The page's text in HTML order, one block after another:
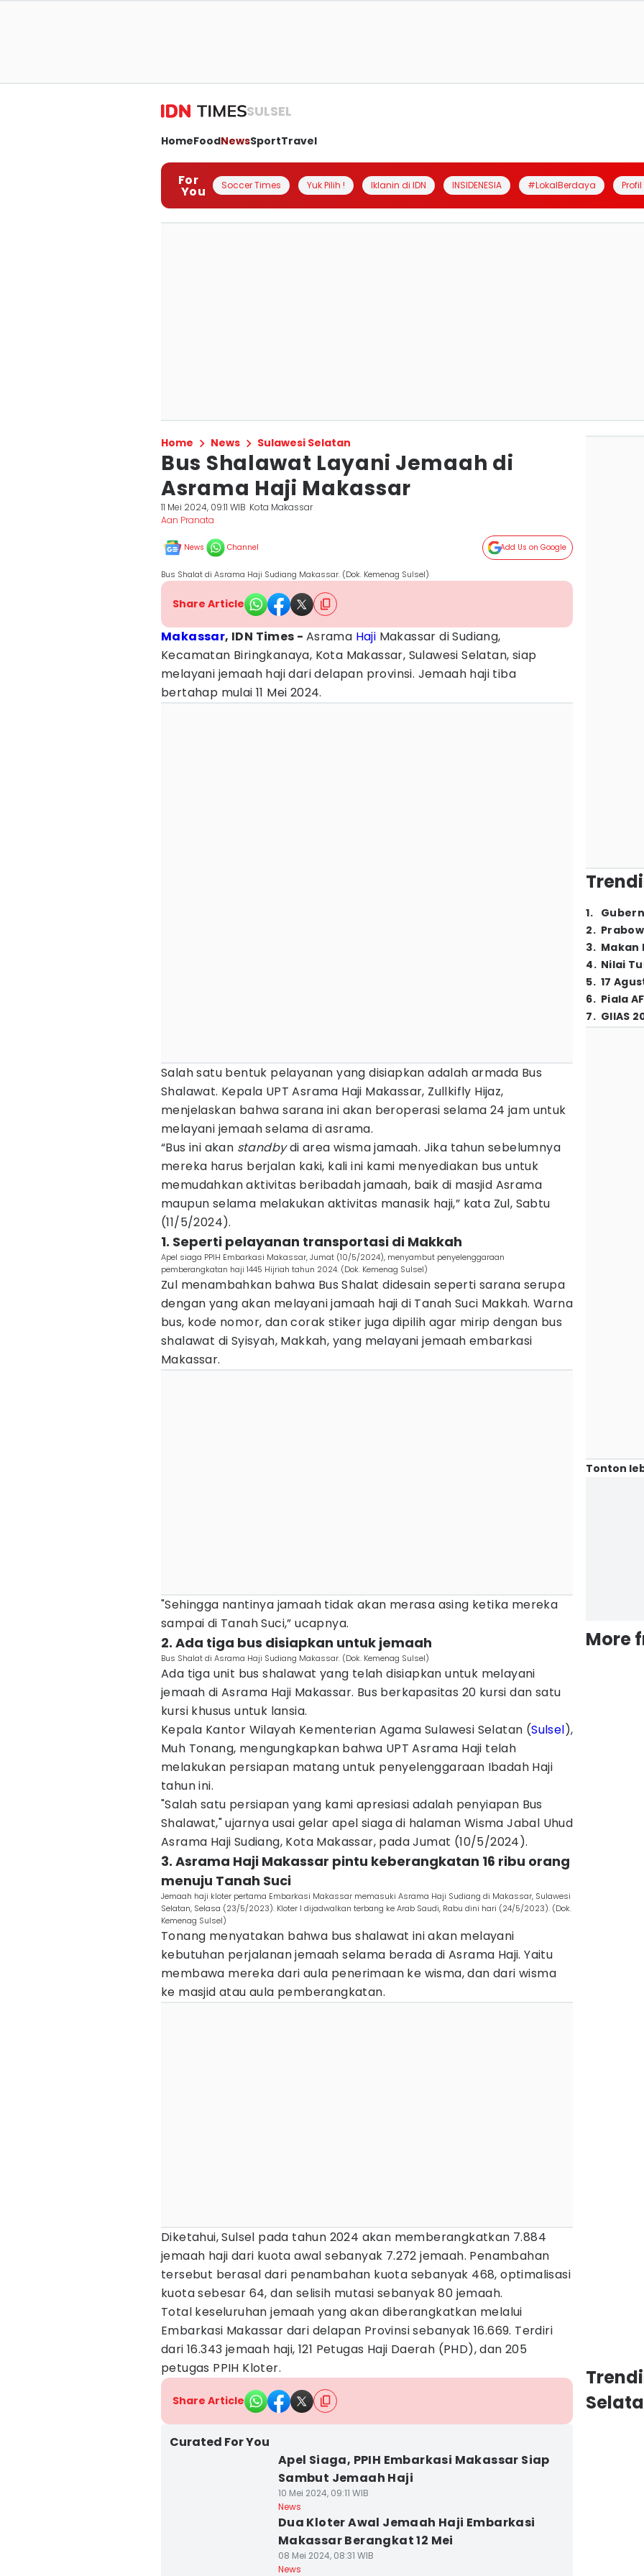
SULSEL
HomeFoodNewsSportTravel
For
You Soccer Times Yuk Pilih ! Iklanin di IDN INSIDENESIA #LokalBerdaya
Home News Sulawesi Selatan
Bus Shalawat Layani Jemaah di
Asrama Haji Makassar
11 Mei 2024, 09:11 WIB Kota Makassar
Aan Pranata
News Channel Add Us on Google
Bus Shalat di Asrama Haji Sudiang Makassar. (Dok. Kemenag Sulsel)
Share Article
Makassar, IDN Times - Asrama Haji Makassar di Sudiang,
Kecamatan Biringkanaya, Kota Makassar, Sulawesi Selatan, siap
melayani jemaah haji dari delapan provinsi. Jemaah haji tiba
bertahap mulai 11 Mei 2024.
Salah satu bentuk pelayanan yang disiapkan adalah armada Bus
Shalawat. Kepala UPT Asrama Haji Makassar, Zullkifly Hijaz,
menjelaskan bahwa sarana ini akan beroperasi selama 24 jam untuk
melayani jemaah selama di asrama.
“Bus ini akan standbydi area wisma jamaah. Jika tahun sebelumnya
mereka harus berjalan kaki, kali ini kami menyediakan bus untuk
memudahkan aktivitas beribadah jamaah, baik di masjid Asrama
maupun selama melakukan aktivitas manasik haji,” kata Zul, Sabtu
(11/5/2024).
1. Seperti pelayanan transportasi di Makkah
Apel siaga PPIH Embarkasi Makassar, Jumat (10/5/2024), menyambut penyelenggaraan
pemberangkatan haji 1445 Hijriah tahun 2024. (Dok. Kemenag Sulsel)
Zul menambahkan bahwa Bus Shalat didesain seperti sarana serupa
dengan yang akan melayani jamaah haji di Tanah Suci Makkah. Warna
bus, kode nomor, dan corak stiker juga dipilih agar mirip dengan bus
shalawat di Syisyah, Makkah, yang melayani jemaah embarkasi
Makassar.
"Sehingga nantinya jamaah tidak akan merasa asing ketika mereka
sampai di Tanah Suci,” ucapnya.
2. Ada tiga bus disiapkan untuk jemaah
Bus Shalat di Asrama Haji Sudiang Makassar. (Dok. Kemenag Sulsel)
Ada tiga unit bus shalawat yang telah disiapkan untuk melayani
jemaah di Asrama Haji Makassar. Bus berkapasitas 20 kursi dan satu
kursi khusus untuk lansia.
Kepala Kantor Wilayah Kementerian Agama Sulawesi Selatan (Sulsel),
Muh Tonang, mengungkapkan bahwa UPT Asrama Haji telah
melakukan persiapan matang untuk penyelenggaraan Ibadah Haji
tahun ini.
"Salah satu persiapan yang kami apresiasi adalah penyiapan Bus
Shalawat," ujarnya usai gelar apel siaga di halaman Wisma Jabal Uhud
Asrama Haji Sudiang, Kota Makassar, pada Jumat (10/5/2024).
3. Asrama Haji Makassar pintu keberangkatan 16 ribu orang
menuju Tanah Suci
Jemaah haji kloter pertama Embarkasi Makassar memasuki Asrama Haji Sudiang di Makassar, Sulawesi
Selatan, Selasa (23/5/2023). Kloter I dijadwalkan terbang ke Arab Saudi, Rabu dini hari (24/5/2023). (Dok.
Kemenag Sulsel)
Tonang menyatakan bahwa bus shalawat ini akan melayani
kebutuhan perjalanan jemaah selama berada di Asrama Haji. Yaitu
membawa mereka dari aula penerimaan ke wisma, dan dari wisma
ke masjid atau aula pemberangkatan.
Diketahui, Sulsel pada tahun 2024 akan memberangkatkan 7.884
jemaah haji dari kuota awal sebanyak 7.272 jemaah. Penambahan
tersebut berasal dari penambahan kuota sebanyak 468, optimalisasi
kuota sebesar 64, dan selisih mutasi sebanyak 80 jemaah.
Total keseluruhan jemaah yang akan diberangkatkan melalui
Embarkasi Makassar dari delapan Provinsi sebanyak 16.669. Terdiri
dari 16.343 jemaah haji, 121 Petugas Haji Daerah (PHD), dan 205
petugas PPIH Kloter.
Share Article
Curated For You
Apel Siaga, PPIH Embarkasi Makassar Siap
Sambut Jemaah Haji
10 Mei 2024, 09:11 WIB
News
Dua Kloter Awal Jemaah Haji Embarkasi
Makassar Berangkat 12 Mei
08 Mei 2024, 08:31 WIB
News
1.
2.
3. Makan
4. Nilai
5. 17
6. Piala
7. GIIAS
Tonton
More